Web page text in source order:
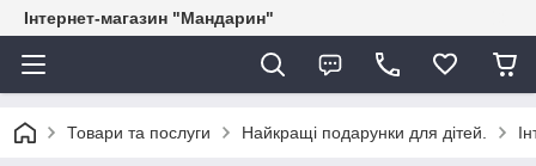
Інтернет-магазин "Мандарин"
Товари та послуги Найкращі подарунки для дітей.